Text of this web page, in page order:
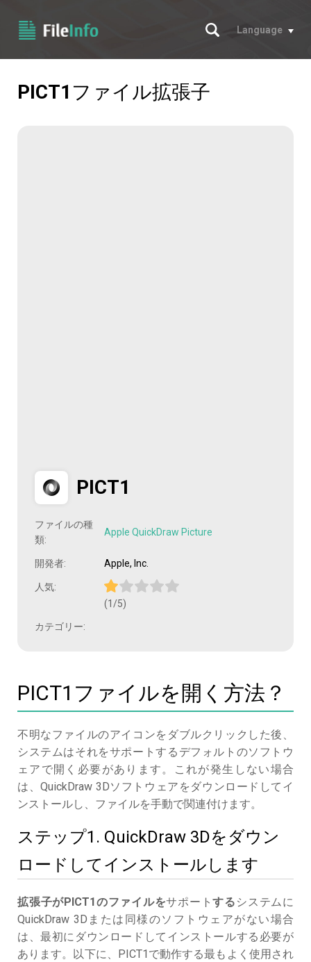
サーチ
Language
PICT1 ファイル拡張子
PICT1
ファイルの種
類:
Apple QuickDraw Picture
開発者: Apple, Inc.
人気:
(1/5)
カテゴリー:
PICT1ファイルを開く方法？
不明なファイルのアイコンをダブルクリックした後、
システムはそれをサポートするデフォルトのソフトウ
ェアで開く必要があります。これが発生しない場合
は、QuickDraw 3Dソフトウェアをダウンロードしてイ
ンストールし、ファイルを手動で関連付けます。
ステップ1. QuickDraw 3Dをダウン
ロードしてインストールします
拡張子がPICT1のファイルをサポートする システムに
QuickDraw 3Dまたは同様のソフトウェアがない場合
は、最初にダウンロードしてインストールする必要が
あります。以下に、PICT1で動作する最もよく使用され